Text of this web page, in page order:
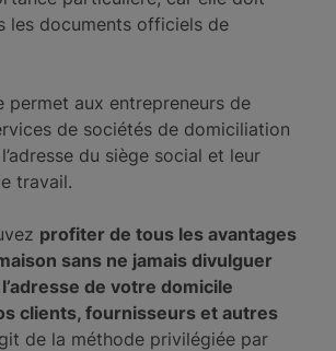
les documents officiels de
permet aux entrepreneurs de
de sociétés de domiciliation
du siège social et leur
travail.
profiter de tous les avantages
sans ne jamais divulguer
de votre domicile
clients, fournisseurs et autres
de la méthode privilégiée par